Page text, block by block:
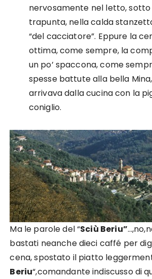
nervosamente nel letto,
trapunta, nella calda
“del cacciatore”. Eppure la
ottima, come sempre, la
un po’ spaccona, come
spesse battute alla bella
arrivava dalla cucina con la
coniglio.
Ma le parole del “Sciù Beriu”
bastati neanche dieci caffé per
cena, spostato il piatto
Beriu“,comandante indiscusso di